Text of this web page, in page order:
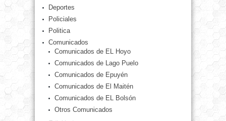
Deportes
Policiales
Politica
Comunicados
Comunicados de EL Hoyo
Comunicados de Lago Puelo
Comunicados de Epuyén
Comunicados de El Maitén
Comunicados de EL Bolsón
Otros Comunicados